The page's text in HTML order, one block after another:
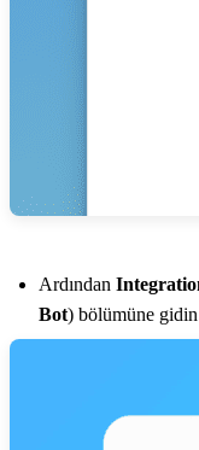
Ardından
Bot) bölümüne